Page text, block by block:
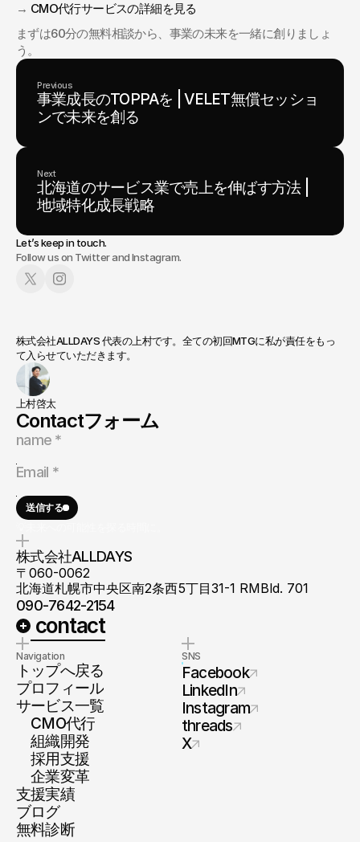
→ CMO代行サービスの詳細を見る
まずは60分の無料相談から、事業の未来を一緒に創りましょ
う。
Previous
事業成長のTOPPAを | VELET無償セッショ
ンで未来を創る
Next
北海道のサービス業で売上を伸ばす方法 |
地域特化成長戦略
Let’s keep in touch.
Follow us on Twitter and Instagram.
株式会社ALLDAYS 代表の上村です。全ての初回MTGに私が責任をもっ
て入らせていただきます。
上村啓太
Contactフォーム
送信する
株式会社ALLDAYS
〒060-0062
北海道札幌市中央区南2条西5丁目31-1 RMBld. 701
090-7642-2154
contact
Navigation
トップへ戻る
プロフィール
サービス一覧
CMO代行
組織開発
採用支援
企業変革
支援実績
ブログ
無料診断
SNS
Facebook
LinkedIn
Instagram
threads
X